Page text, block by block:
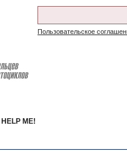
Пользовательское
HELP ME!